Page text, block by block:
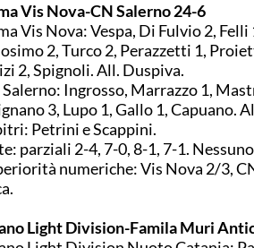
Vis Nova-CN Salerno 24-6
Vis Nova: Vespa, Di Fulvio 2,
2, Turco 2, Perazzetti 1,
2, Spignoli. All. Duspiva.
Salerno: Ingrosso, Marrazzo 1,
3, Lupo 1, Gallo 1, Capuano.
Petrini e Scappini.
parziali 2-4, 7-0, 8-1, 7-1.
numeriche: Vis Nova 2/3,
Light Division-Famila Muri